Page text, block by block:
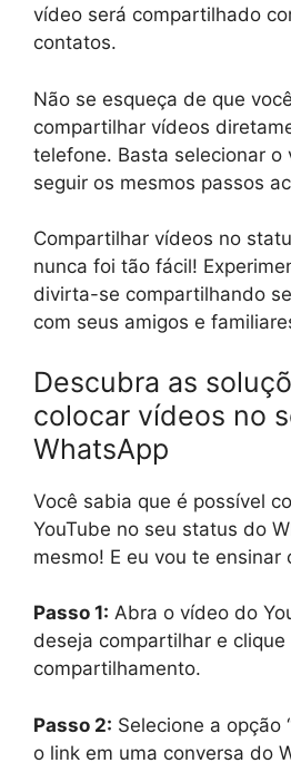
vídeo será compartilhado
contatos.
Não se esqueça de que
compartilhar vídeos
telefone. Basta selecionar o
seguir os mesmos passos
Compartilhar vídeos no
nunca foi tão fácil!
divirta-se compartilhando
com seus amigos e
Descubra as
colocar vídeos no
WhatsApp
Você sabia que é possível
YouTube no seu status do
mesmo! E eu vou te ensinar
Passo 1: Abra o vídeo do
deseja compartilhar e
compartilhamento.
Passo 2: Selecione a opção
o link em uma conversa do